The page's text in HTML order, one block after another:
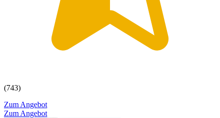
(743)
Zum Angebot
Zum Angebot